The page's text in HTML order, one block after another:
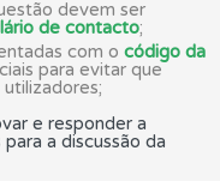
devem ser
de contacto;
com o código da
para evitar que
e responder a
a discussão da